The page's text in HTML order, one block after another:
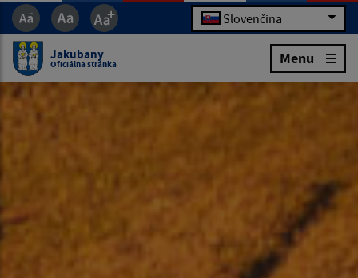
Slovenčina
Jakubany
Oficiálna stránka Menu